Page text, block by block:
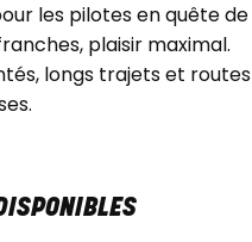
les pilotes en quête de
plaisir maximal.
longs trajets et routes